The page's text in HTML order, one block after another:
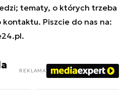
tematy, o których trzeba
kontaktu. Piszcie do nas na:
.
REKLAMA